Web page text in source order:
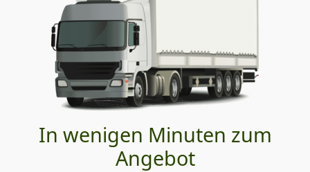
In wenigen Minuten zum
Angebot